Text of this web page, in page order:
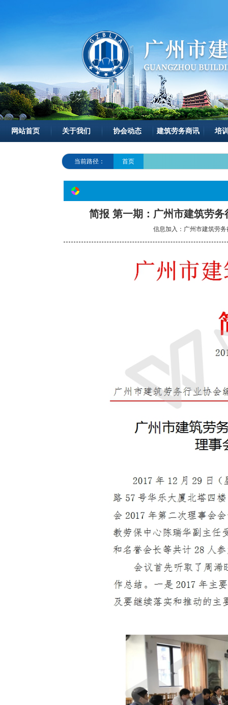
网站首页 关于我们 协会动态 建筑劳务商讯 培
当前路径： 首页
简报 第一期：广州市建筑劳
信息加入：广州市建筑劳务